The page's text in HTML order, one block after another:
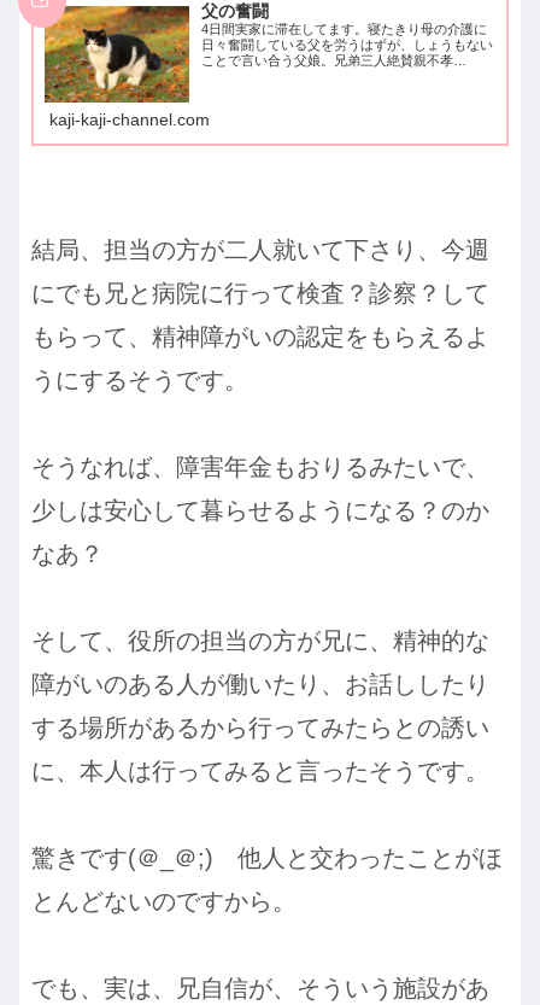
父の奮闘
4日間実家に滞在してます。寝たきり母の介護に
日々奮闘している父を労うはずが、しょうもない
ことで言い合う父娘。兄弟三人絶賛親不孝
kaji-kaji-channel.com
結局、担当の方が二人就いて下さり、今週
にでも兄と病院に行って検査？診察？して
もらって、精神障がいの認定をもらえるよ
うにするそうです。
そうなれば、障害年金もおりるみたいで、
少しは安心して暮らせるようになる？のか
なあ？
そして、役所の担当の方が兄に、精神的な
障がいのある人が働いたり、お話ししたり
する場所があるから行ってみたらとの誘い
に、本人は行ってみると言ったそうです。
驚きです(＠_＠;) 他人と交わったことがほ
とんどないのですから。
でも、実は、兄自信が、そういう施設があ